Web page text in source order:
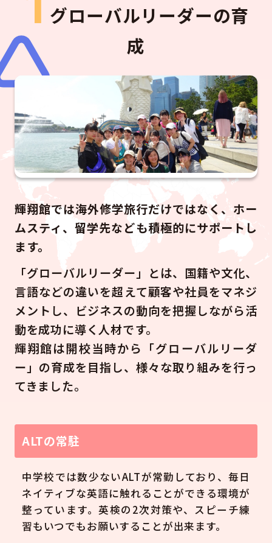
グローバルリーダーの育
成
輝翔館では海外修学旅行だけではなく、ホー
ムスティ、留学先なども積極的にサポートし
ます。
「グローバルリーダー」とは、国籍や文化、
言語などの違いを超えて顧客や社員をマネジ
メントし、ビジネスの動向を把握しながら活
動を成功に導く人材です。
輝翔館は開校当時から「グローバルリーダ
ー」の育成を目指し、様々な取り組みを行っ
てきました。
ALTの常駐
中学校では数少ないALTが常勤しており、毎日
ネイティブな英語に触れることができる環境が
整っています。英検の2次対策や、スピーチ練
習もいつでもお願いすることが出来ます。